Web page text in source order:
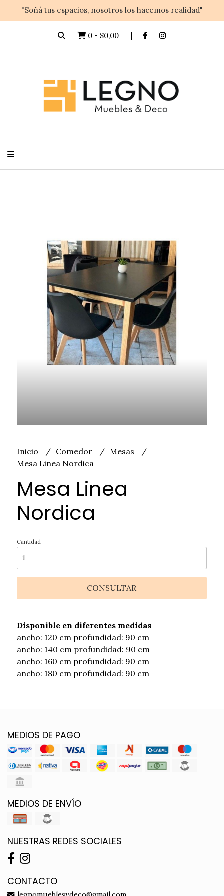
"Soñá tus espacios, nosotros los hacemos realidad"
0 - $0,00
Inicio Comedor
Mesas
Mesa Linea Nordica
Mesa Linea
Nordica
Cantidad
CONSULTAR
Disponible en diferentes medidas
ancho: 120 cm profundidad: 90 cm
ancho: 140 cm profundidad: 90 cm
ancho: 160 cm profundidad: 90 cm
ancho: 180 cm profundidad: 90 cm
MEDIOS DE PAGO
MEDIOS DE ENVÍO
NUESTRAS REDES SOCIALES
CONTACTO